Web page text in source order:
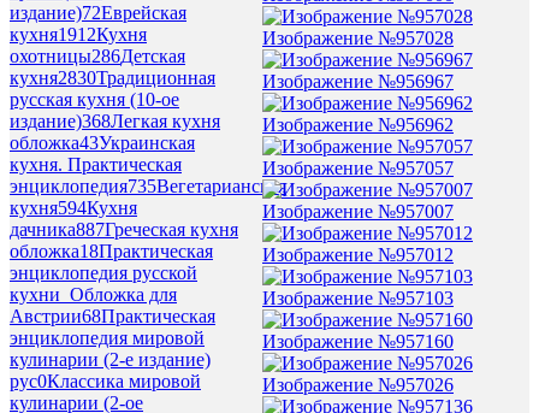
издание)72Еврейская
кухня1912Кухня
охотницы286Детская
кухня2830Традиционная
русская кухня (10-ое
издание)368Легкая кухня
обложка43Украинская
кухня. Практическая
энциклопедия735Вегетарианская
кухня594Кухня
дачника887Греческая кухня
обложка18Практическая
энциклопедия русской
кухни_Обложка для
Австрии68Практическая
энциклопедия мировой
кулинарии (2-е издание)
рус0Классика мировой
кулинарии (2-ое
Изображение №957028
Изображение №956967
Изображение №956962
Изображение №957057
Изображение №957007
Изображение №957012
Изображение №957103
Изображение №957160
Изображение №957026